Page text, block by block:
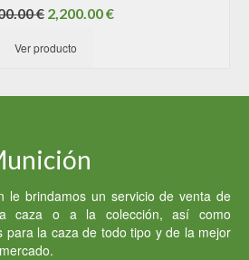
€ El
original
2,200.00€El
Ver producto
le brindamos un servicio de venta de
caza o a la colección, así como
para la caza de todo tipo y de la mejor